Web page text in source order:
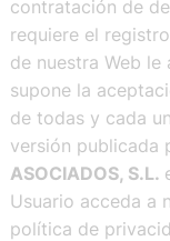
contratación de
requiere el
de nuestra Web
supone la
de todas y cada
versión publicada
ASOCIADOS, S.L.
Usuario acceda a
política de